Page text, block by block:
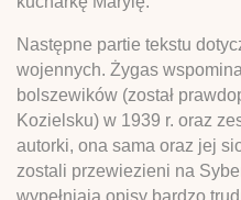
Następne partie tekstu
wojennych. Żygas
bolszewików (został
Kozielsku) w 1939 r. oraz
autorki, ona sama oraz jej
zostali przewiezieni na
wypełniają opisy bardzo